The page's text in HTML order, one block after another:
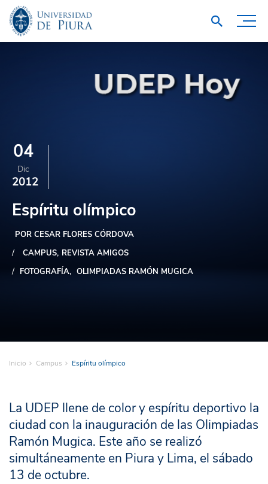
04
Dic
2012
Espíritu olímpico
POR CESAR FLORES CÓRDOVA
CAMPUS REVISTA AMIGOS
FOTOGRAFÍA
OLIMPIADAS RAMÓN MUGICA
Inicio Campus Espíritu olímpico
La UDEP llene de color y espíritu deportivo la
ciudad con la inauguración de las Olimpiadas
Ramón Mugica. Este año se realizó
simultáneamente en Piura y Lima, el sábado
13 de octubre.